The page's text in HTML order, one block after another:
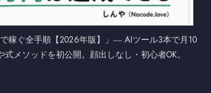
で稼ぐ全手順【2026年版】」― AIツール3本で月10
メソッドを初公開。顔出しなし・初心者OK。